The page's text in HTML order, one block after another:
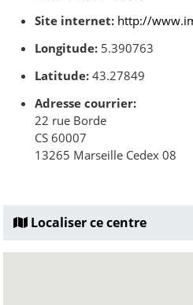
Site internet: http://
Longitude: 5.390763
Latitude: 43.27849
Adresse courrier:
22 rue Borde
CS 60007
13265 Marseille Cedex 08
Localiser ce centre